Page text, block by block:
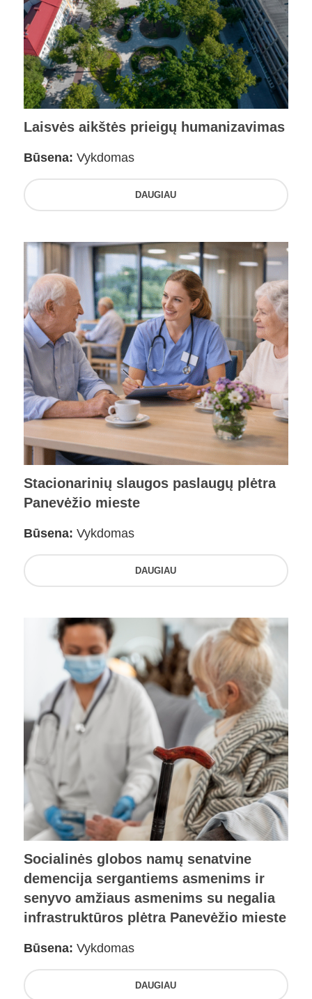
Laisvės aikštės prieigų humanizavimas
Būsena: Vykdomas
DAUGIAU
Stacionarinių slaugos paslaugų plėtra
Panevėžio mieste
Būsena: Vykdomas
DAUGIAU
Socialinės globos namų senatvine
demencija sergantiems asmenims ir
senyvo amžiaus asmenims su negalia
infrastruktūros plėtra Panevėžio mieste
Būsena: Vykdomas
DAUGIAU